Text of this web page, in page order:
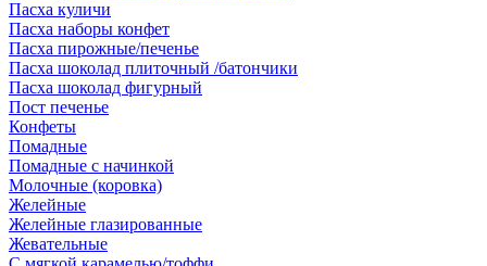
Пасха куличи
Пасха наборы конфет
Пасха пирожные/печенье
Пасха шоколад плиточный /батончики
Пасха шоколад фигурный
Пост печенье
Конфеты
Помадные
Помадные с начинкой
Молочные (коровка)
Желейные
Желейные глазированные
Жевательные